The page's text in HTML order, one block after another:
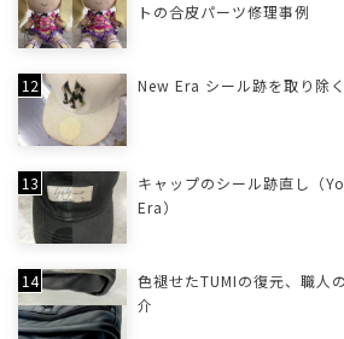
トの合皮パーツ修理事例
New Era シール跡を取り除
キャップのシール跡直し（
Era）
色褪せたTUMIの復元、職人
介